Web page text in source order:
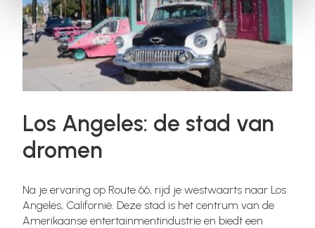
Los Angeles: de stad van
dromen
Na je ervaring op Route 66, rijd je westwaarts naar Los
Angeles, Californië. Deze stad is het centrum van de
Amerikaanse entertainmentindustrie en biedt een